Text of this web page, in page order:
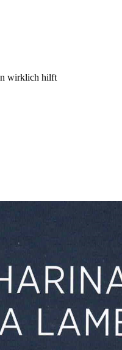
wirklich hilft